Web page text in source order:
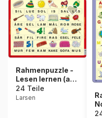
Rahmenpuzzle -
Lesen lernen (auf
Norwegisch)
24 Teile
Larsen